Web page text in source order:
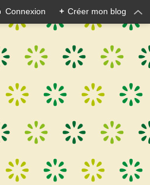
Connexion + Créer mon blog